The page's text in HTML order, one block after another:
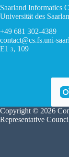
Saarland Informatics
Universität des
+49 681 302-4389
contact@cs.fs.uni-
E1 3, 109
Copyright © 2026
Representative